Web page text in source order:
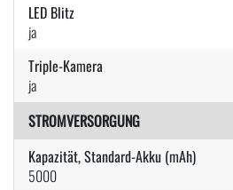
LED Blitz
ja
Triple-Kamera
ja
STROMVERSORGUNG
Kapazität, Standard-Akku (mAh)
5000